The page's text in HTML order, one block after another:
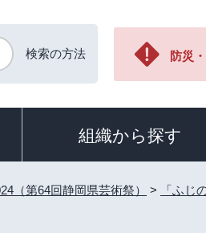
検索の方法 防災
組織から探す
（第64回静岡県芸術祭） > 「ふじ